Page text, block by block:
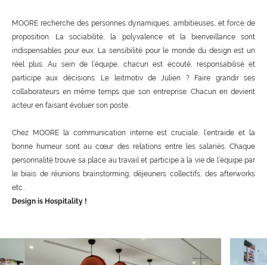
MOORE recherche des personnes dynamiques, ambitieuses, et force de
proposition. La sociabilité, la polyvalence et la bienveillance sont
indispensables pour eux. La sensibilité pour le monde du design est un
réel plus. Au sein de l’équipe, chacun est écouté, responsabilisé et
participe aux décisions. Le leitmotiv de Julien ? Faire grandir ses
collaborateurs en même temps que son entreprise. Chacun en devient
acteur en faisant évoluer son poste.
Chez MOORE la communication interne est cruciale, l’entraide et la
bonne humeur sont au cœur des relations entre les salariés. Chaque
personnalité trouve sa place au travail et participe à la vie de l’équipe par
le biais de réunions brainstorming, déjeuners collectifs, des afterworks
etc..
Design is Hospitality !